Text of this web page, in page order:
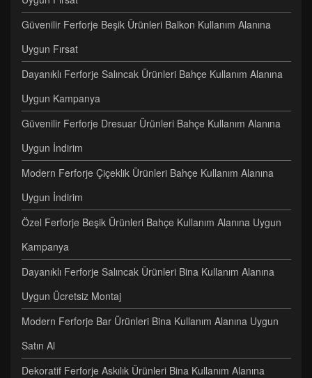
Güvenilir Ferforje Beşik Ürünleri Balkon Kullanım Alanına
Uygun Fırsat
Dayanıklı Ferforje Salıncak Ürünleri Bahçe Kullanım Alanına
Uygun Kampanya
Güvenilir Ferforje Dresuar Ürünleri Bahçe Kullanım Alanına
Uygun İndirim
Modern Ferforje Çiçeklik Ürünleri Bahçe Kullanım Alanına
Uygun İndirim
Özel Ferforje Beşik Ürünleri Bahçe Kullanım Alanına Uygun
Kampanya
Dayanıklı Ferforje Salıncak Ürünleri Bina Kullanım Alanına
Uygun Ücretsiz Montaj
Modern Ferforje Bar Ürünleri Bina Kullanım Alanına Uygun
Satın Al
Dekoratif Ferforje Askılık Ürünleri Bina Kullanım Alanına